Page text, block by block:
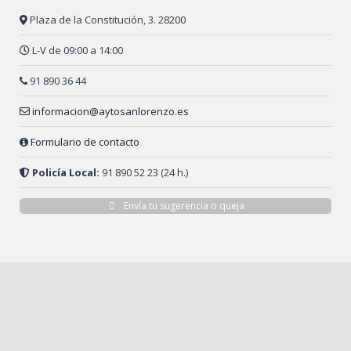
Plaza de la Constitución, 3. 28200
L-V de 09:00 a 14:00
91 890 36 44
informacion@aytosanlorenzo.es
Formulario de contacto
Policía Local: 91 890 52 23 (24 h.)
Envía tu sugerencia o queja